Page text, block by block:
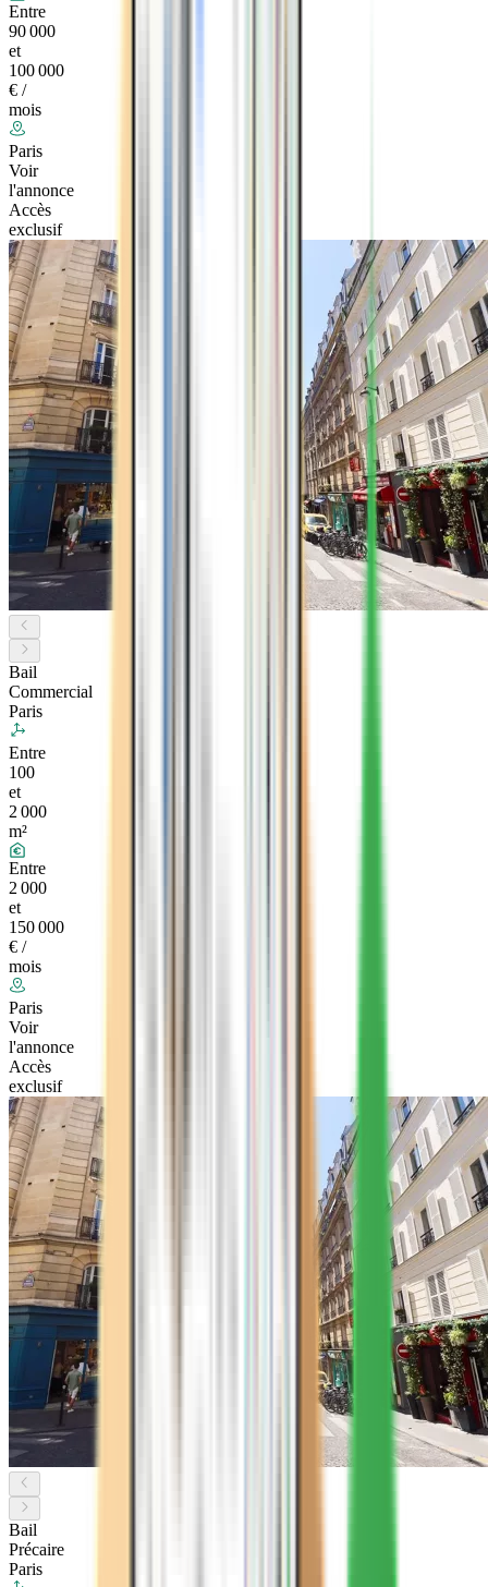
Entre
90 000
et
100 000
€ /
mois
Paris
Voir
l'annonce
Accès
exclusif
Bail
Commercial
Paris
Entre
100
et
2 000
m²
Entre
2 000
et
150 000
€ /
mois
Paris
Voir
l'annonce
Accès
exclusif
Bail
Précaire
Paris